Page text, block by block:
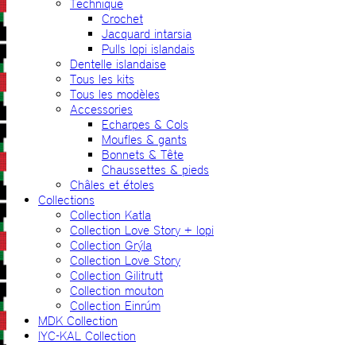
Technique
Crochet
Jacquard intarsia
Pulls lopi islandais
Dentelle islandaise
Tous les kits
Tous les modèles
Accessories
Echarpes & Cols
Moufles & gants
Bonnets & Tête
Chaussettes & pieds
Châles et étoles
Collections
Collection Katla
Collection Love Story + lopi
Collection Grýla
Collection Love Story
Collection Gilitrutt
Collection mouton
Collection Einrúm
MDK Collection
IYC-KAL Collection